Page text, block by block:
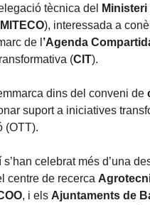
tècnica del
), interessada a
de l ’Agenda
(CIT).
dins del conveni de
suport a iniciatives
(OTT).
celebrat més d’una
centre de recerca
, i els Ajuntaments de